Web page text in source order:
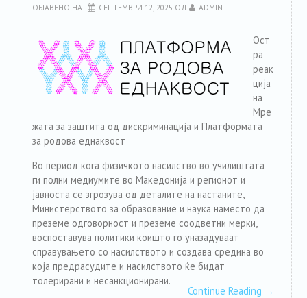
ОБЈАВЕНО НА СЕПТЕМВРИ 12, 2025 ОД ADMIN
Ост
ра
реак
ција
на
Мре
жата за заштита од дискриминација и Платформата
за родова еднаквост
Во период кога физичкото насилство во училиштата
ги полни медиумите во Македонија и регионот и
јавноста се згрозува од деталите на настаните,
Министерството за образование и наука наместо да
преземе одговорност и преземе соодветни мерки,
воспоставува политики коишто го уназадуваат
справувањето со насилството и создава средина во
која предрасудите и насилството ќе бидат
толерирани и несанкционирани.
Continue Reading →